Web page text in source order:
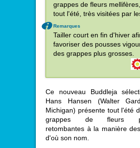
grappes de fleurs
tout l'été, très visitées par
Remarques
Tailler court en fin d'hiver
favoriser des pousses
des grappes plus grosses.
Ce nouveau Buddleja
Hans Hansen (Walter
Michigan) présente tout l'été
grappes de fleurs
retombantes à la manière
d'où son nom.